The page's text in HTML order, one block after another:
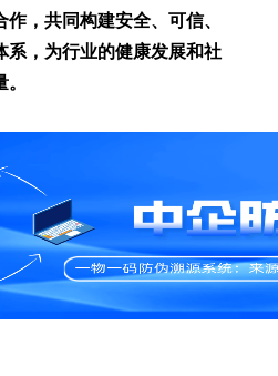
，共同构建安全、可信、
系，为行业的健康发展和社